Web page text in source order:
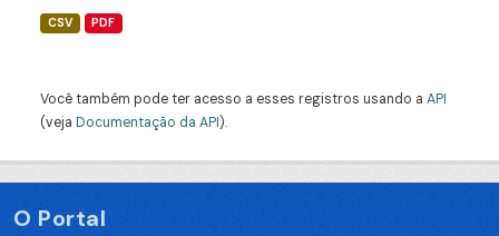
CSV PDF
Você também pode ter acesso a esses registros usando a API
(veja Documentação da API).
O Portal